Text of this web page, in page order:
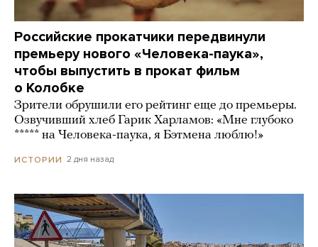
Российские прокатчики передвинули
премьеру нового «Человека-паука»,
чтобы выпустить в прокат фильм
о Колобке
Зрители обрушили его рейтинг еще до премьеры.
Озвучивший хлеб Гарик Харламов: «Мне глубоко
***** на Человека-паука, я Бэтмена люблю!»
ИСТОРИИ 2 дня назад